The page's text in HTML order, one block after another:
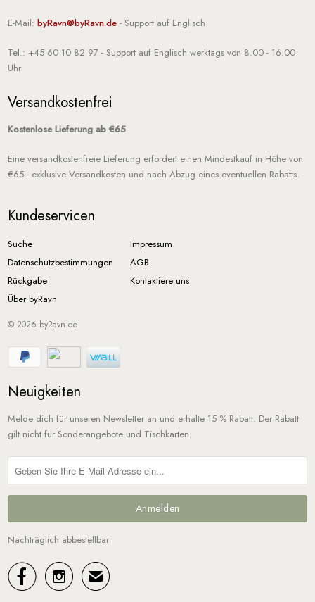
E-Mail:byRavn@byRavn.de - Support auf Englisch
Tel.: +45 60 10 82 97- Support auf Englisch werktags von 8.00 - 16.00
Uhr
Versandkostenfrei
Kostenlose Lieferung ab €65
Eine versandkostenfreie Lieferung erfordert einen Mindestkauf in Höhe von
€65 - exklusive Versandkosten und nach Abzug eines eventuellen Rabatts.
Kundeservicen
Suche
Impressum
Datenschutzbestimmungen
AGB
Rückgabe
Kontaktiere uns
Über byRavn
© 2026 byRavn.de
Neuigkeiten
Melde dich für unseren Newsletter an und erhalte 15 % Rabatt. Der Rabatt
gilt nicht für Sonderangebote und Tischkarten.
Nachträglich abbestellbar
  ✉